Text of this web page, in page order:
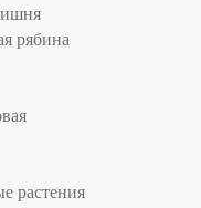
рябина
растения